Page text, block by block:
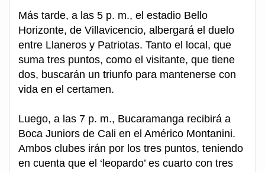
Más tarde, a las 5 p. m., el estadio Bello
Horizonte, de Villavicencio, albergará el duelo
entre Llaneros y Patriotas. Tanto el local, que
suma tres puntos, como el visitante, que tiene
dos, buscarán un triunfo para mantenerse con
vida en el certamen.
Luego, a las 7 p. m., Bucaramanga recibirá a
Boca Juniors de Cali en el Américo Montanini.
Ambos clubes irán por los tres puntos, teniendo
en cuenta que el ‘leopardo’ es cuarto con tres